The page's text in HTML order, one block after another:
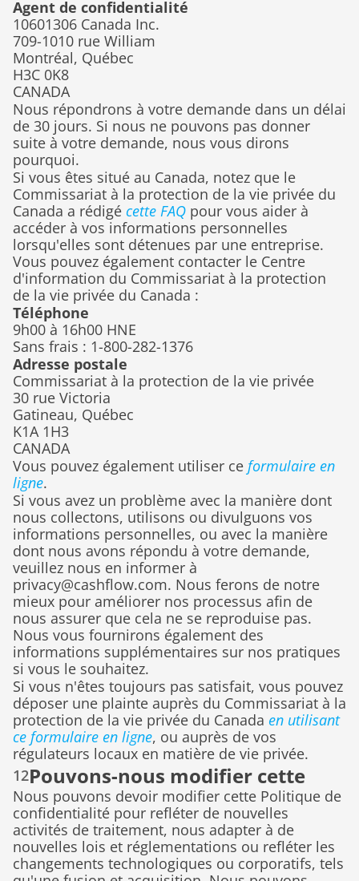
Agent de confidentialité
10601306 Canada Inc.
709-1010 rue William
Montréal, Québec
H3C 0K8
CANADA
Nous répondrons à votre demande dans un délai
de 30 jours. Si nous ne pouvons pas donner
suite à votre demande, nous vous dirons
pourquoi.
Si vous êtes situé au Canada, notez que le
Commissariat à la protection de la vie privée du
Canada a rédigé cette FAQ pour vous aider à
accéder à vos informations personnelles
lorsqu'elles sont détenues par une entreprise.
Vous pouvez également contacter le Centre
d'information du Commissariat à la protection
de la vie privée du Canada :
Téléphone
9h00 à 16h00 HNE
Sans frais : 1-800-282-1376
Adresse postale
Commissariat à la protection de la vie privée
30 rue Victoria
Gatineau, Québec
K1A 1H3
CANADA
Vous pouvez également utiliser ce formulaire en
ligne.
Si vous avez un problème avec la manière dont
nous collectons, utilisons ou divulguons vos
informations personnelles, ou avec la manière
dont nous avons répondu à votre demande,
veuillez nous en informer à
privacy@cashflow.com. Nous ferons de notre
mieux pour améliorer nos processus afin de
nous assurer que cela ne se reproduise pas.
Nous vous fournirons également des
informations supplémentaires sur nos pratiques
si vous le souhaitez.
Si vous n'êtes toujours pas satisfait, vous pouvez
déposer une plainte auprès du Commissariat à la
protection de la vie privée du Canada en utilisant
ce formulaire en ligne, ou auprès de vos
régulateurs locaux en matière de vie privée.
12Pouvons-nous modifier cette
politique ?
Nous pouvons devoir modifier cette Politique de
confidentialité pour refléter de nouvelles
activités de traitement, nous adapter à de
nouvelles lois et réglementations ou refléter les
changements technologiques ou corporatifs, tels